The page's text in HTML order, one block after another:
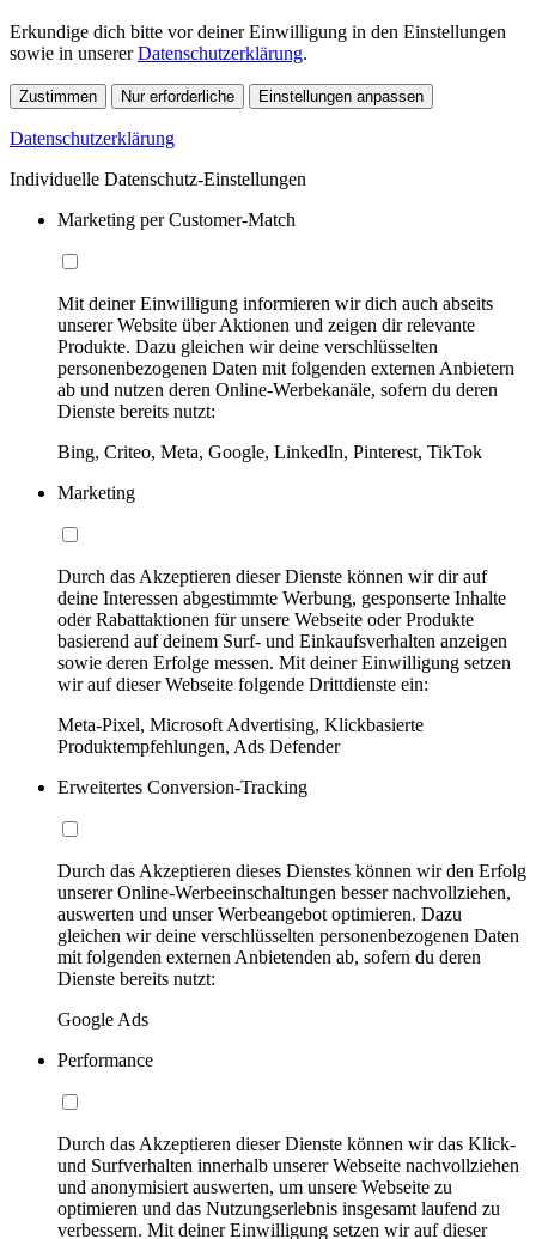
Erkundige dich bitte vor deiner Einwilligung in den Einstellungen
sowie in unsererDatenschutzerklärung.
Zustimmen Nur erforderliche Einstellungen anpassen
Datenschutzerklärung
Individuelle Datenschutz-Einstellungen
Marketing per Customer-Match
Mit deiner Einwilligung informieren wir dich auch abseits
unserer Website über Aktionen und zeigen dir relevante
Produkte. Dazu gleichen wir deine verschlüsselten
personenbezogenen Daten mit folgenden externen Anbietern
ab und nutzen deren Online-Werbekanäle, sofern du deren
Dienste bereits nutzt:
Bing, Criteo, Meta, Google, LinkedIn, Pinterest, TikTok
Marketing
Durch das Akzeptieren dieser Dienste können wir dir auf
deine Interessen abgestimmte Werbung, gesponserte Inhalte
oder Rabattaktionen für unsere Webseite oder Produkte
basierend auf deinem Surf- und Einkaufsverhalten anzeigen
sowie deren Erfolge messen. Mit deiner Einwilligung setzen
wir auf dieser Webseite folgende Drittdienste ein:
Meta-Pixel, Microsoft Advertising, Klickbasierte
Produktempfehlungen, Ads Defender
Erweitertes Conversion-Tracking
Durch das Akzeptieren dieses Dienstes können wir den Erfolg
unserer Online-Werbeeinschaltungen besser nachvollziehen,
auswerten und unser Werbeangebot optimieren. Dazu
gleichen wir deine verschlüsselten personenbezogenen Daten
mit folgenden externen Anbietenden ab, sofern du deren
Dienste bereits nutzt:
Google Ads
Performance
Durch das Akzeptieren dieser Dienste können wir das Klick-
und Surfverhalten innerhalb unserer Webseite nachvollziehen
und anonymisiert auswerten, um unsere Webseite zu
optimieren und das Nutzungserlebnis insgesamt laufend zu
verbessern. Mit deiner Einwilligung setzen wir auf dieser